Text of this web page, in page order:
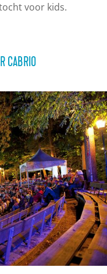
voor kids.
CABRIO